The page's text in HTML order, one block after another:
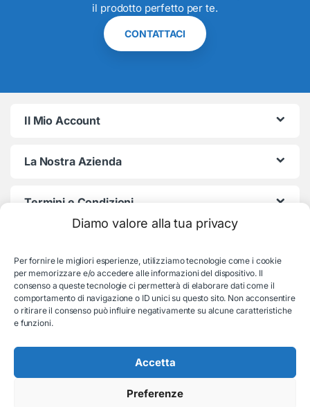
Diamo valore alla tua privacy
Per fornire le migliori esperienze, utilizziamo tecnologie come i cookie
per memorizzare e/o accedere alle informazioni del dispositivo. Il
consenso a queste tecnologie ci permetterà di elaborare dati come il
comportamento di navigazione o ID unici su questo sito. Non acconsentire
o ritirare il consenso può influire negativamente su alcune caratteristiche
e funzioni.
Accetta
Preferenze
il prodotto perfetto per te.
CONTATTACI
Il Mio Account
La Nostra Azienda
Termini e Condizioni
Consulenza e supporto:
035-19831192
© EB Store By Belotti Informatica & Elettronica